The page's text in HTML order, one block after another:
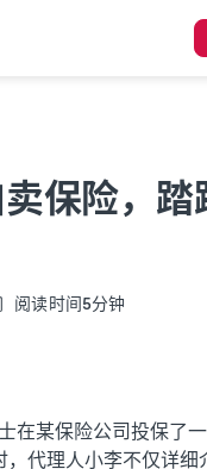
保险，踏
阅读时间5分钟
在某保险公司投保了
代理人小李不仅详细